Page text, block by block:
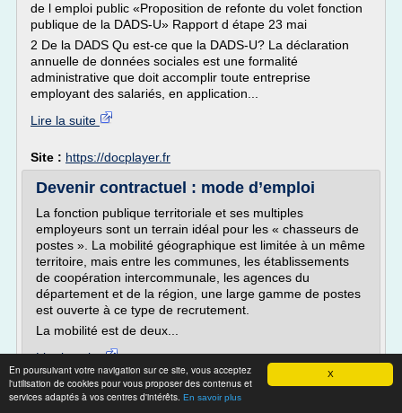
X
En poursuivant votre navigation sur ce site, vous acceptez
l'utilisation de cookies pour vous proposer des contenus et
services adaptés à vos centres d'intérêts. En savoir plus
de l emploi public «Proposition de refonte du volet fonction
publique de la DADS-U» Rapport d étape 23 mai
2 De la DADS Qu est-ce que la DADS-U? La déclaration
annuelle de données sociales est une formalité
administrative que doit accomplir toute entreprise
employant des salariés, en application...
Lire la suite
Site : https://docplayer.fr
Devenir contractuel : mode d’emploi
La fonction publique territoriale et ses multiples
employeurs sont un terrain idéal pour les « chasseurs de
postes ». La mobilité géographique est limitée à un même
territoire, mais entre les communes, les établissements
de coopération intercommunale, les agences du
département et de la région, une large gamme de postes
est ouverte à ce type de recrutement.
La mobilité est de deux...
Lire la suite
Site :https://vocationservicepublic.fr